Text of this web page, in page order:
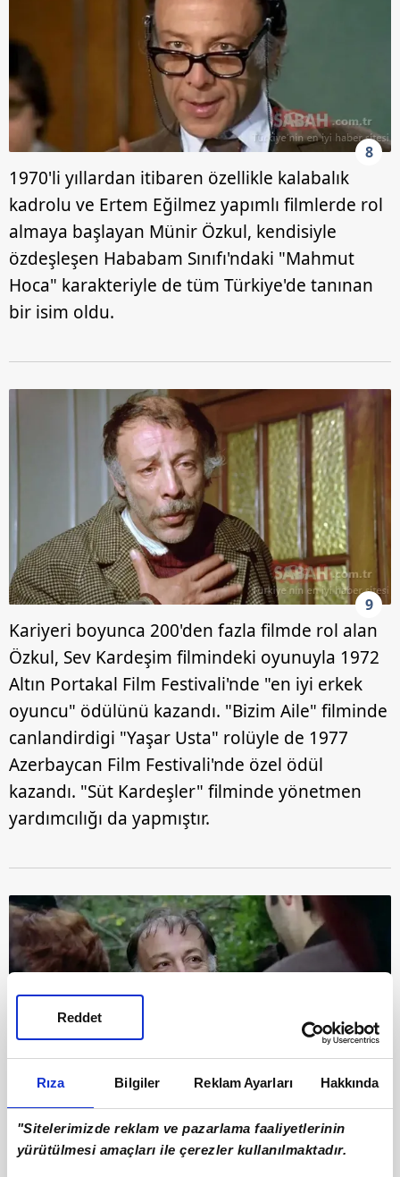
Rıza Bilgiler Reklam Ayarları Hakkında
"Sitelerimizde reklam ve pazarlama faaliyetlerinin
yürütülmesi amaçları ile çerezler kullanılmaktadır.
Reddet
8
1970'li yıllardan itibaren özellikle kalabalık
kadrolu ve Ertem Eğilmez yapımlı filmlerde rol
almaya başlayan Münir Özkul, kendisiyle
özdeşleşen Hababam Sınıfı'ndaki "Mahmut
Hoca" karakteriyle de tüm Türkiye'de tanınan
bir isim oldu.
9
Kariyeri boyunca 200'den fazla filmde rol alan
Özkul, Sev Kardeşim filmindeki oyunuyla 1972
Altın Portakal Film Festivali'nde "en iyi erkek
oyuncu" ödülünü kazandı. "Bizim Aile" filminde
canlandirdigi "Yaşar Usta" rolüyle de 1977
Azerbaycan Film Festivali'nde özel ödül
kazandı. "Süt Kardeşler" filminde yönetmen
yardımcılığı da yapmıştır.
10
Sinemada başarılarla dolu hayatına 4 evlilik
sığdıran Münir Özkul'un bir oğlu ve 2 kızı var.